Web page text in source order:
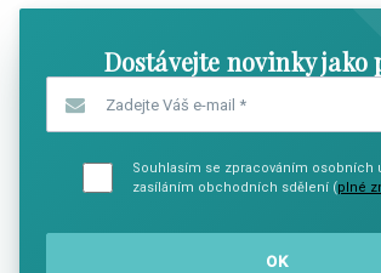
Dostávejte novinky jako
Souhlasím se zpracováním osobních
zasíláním obchodních sdělení (plné